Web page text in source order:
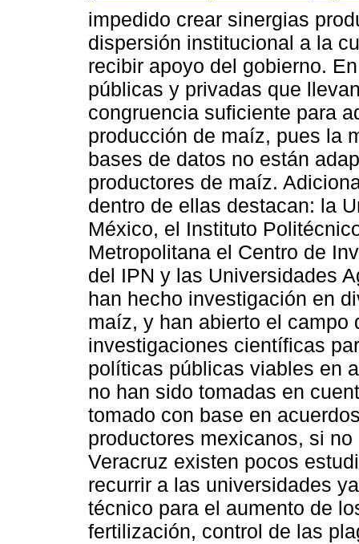
impedido crear sinergias
dispersión institucional a la
recibir apoyo del gobierno.
públicas y privadas que
congruencia suficiente para
producción de maíz, pues la
bases de datos no están
productores de maíz.
dentro de ellas destacan: la
México, el Instituto
Metropolitana el Centro de
del IPN y las Universidades
han hecho investigación en
maíz, y han abierto el campo
investigaciones científicas
políticas públicas viables en
no han sido tomadas en
tomado con base en
productores mexicanos, si
Veracruz existen pocos
recurrir a las universidades
técnico para el aumento de
fertilización, control de las